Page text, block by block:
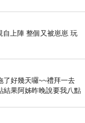
外，如同
自上陣 整個又被崽崽 玩
了好幾天囉~~禮拜一去
結果阿姊昨晚說要我八點
半多了